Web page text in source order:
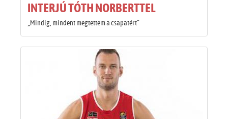
INTERJÚ TÓTH NORBERTTEL
„Mindig, mindent megtettem a csapatért”